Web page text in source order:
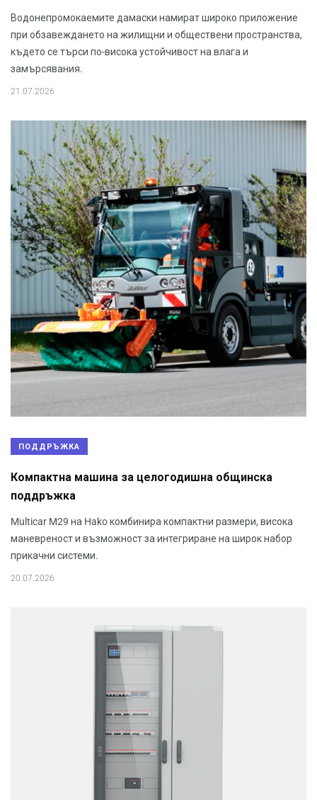
Водонепромокаемите дамаски намират широко приложение
при обзавеждането на жилищни и обществени пространства,
където се търси по-висока устойчивост на влага и
замърсявания.
21.07.2026
ПОДДРЪЖКА
Компактна машина за целогодишна общинска
поддръжка
Multicar M29 на Hako комбинира компактни размери, висока
маневреност и възможност за интегриране на широк набор
прикачни системи.
20.07.2026